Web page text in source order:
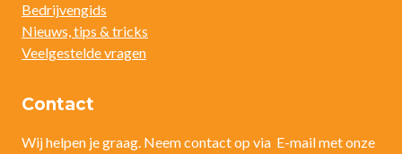
Bedrijvengids
Nieuws, tips & tricks
Veelgestelde vragen
Contact
Wij helpen je graag. Neem contact op via E-mail met onze